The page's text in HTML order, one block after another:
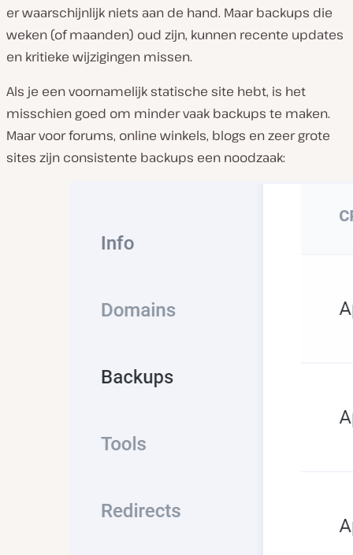
er waarschijnlijk niets aan de hand. Maar backups die
weken (of maanden) oud zijn, kunnen recente updates
en kritieke wijzigingen missen.
Als je een voornamelijk statische site hebt, is het
misschien goed om minder vaak backups te maken.
Maar voor forums, online winkels, blogs en zeer grote
sites zijn consistente backups een noodzaak: